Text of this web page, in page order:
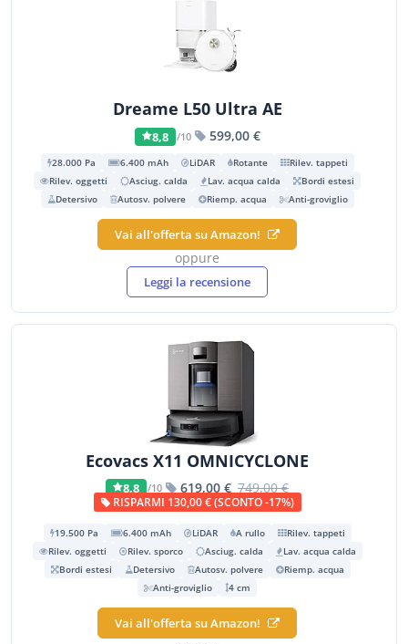
Dreame L50 Ultra AE
8,8 /10 599,00 €
28.000 Pa 6.400 mAh LiDAR Rotante
Rilev. tappeti
Rilev. oggetti
Asciug. calda Lav. acqua calda
Bordi estesi
Detersivo
Autosv. polvere Riemp. acqua Anti-groviglio
Vai all'offerta su Amazon!
oppure
Leggi la recensione
Ecovacs X11 OMNICYCLONE
8,8 /10 619,00 € 749,00 €
RISPARMI 130,00 € (SCONTO -17%)
19.500 Pa 6.400 mAh LiDAR A rullo
Rilev. tappeti
Rilev. oggetti
Rilev. sporco Asciug. calda
Lav. acqua calda
Bordi estesi
Detersivo Autosv. polvere
Riemp. acqua
Anti-groviglio
4 cm
Vai all'offerta su Amazon!